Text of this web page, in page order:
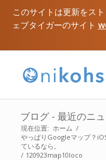
このサイトは更新をス
ェブタイガーのサイト
ブログ - 最近のニ
現在位置: ホーム /
やっぱりGoogleマップ？
ているなら。
/ 120923map10loco